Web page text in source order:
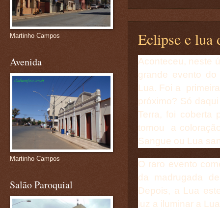
Eclipse e lua
Aconteceu, neste
grande evento
Lua. Foi a
próximo? Só
Terra, foi coberta
tomou a
Sangue ou Lua
O raro evento
da madrugada
Depois, a Lua
luz a iluminar a
Martinho Campos
Avenida
Martinho Campos
Salão Paroquial